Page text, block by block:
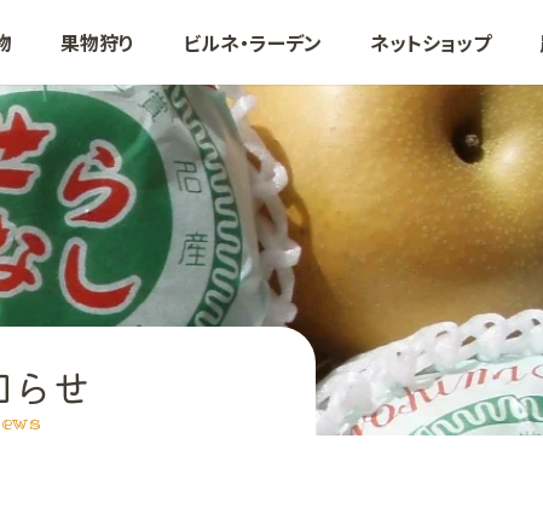
りんご もも その他果樹
果物狩り ビルネ・ラーデン ネットショップ
らせ